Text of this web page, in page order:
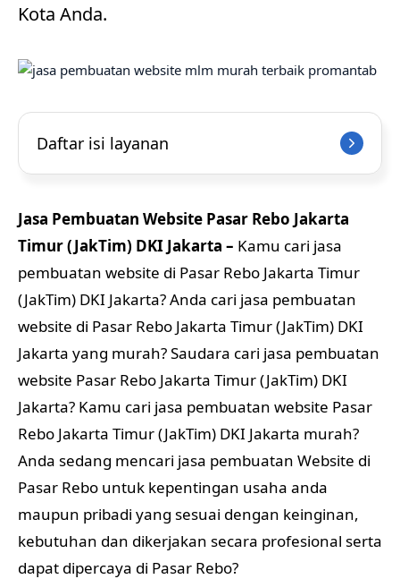
Kota Anda.
Daftar isi layanan
Jasa Pembuatan Website Pasar Rebo Jakarta
Timur (JakTim) DKI Jakarta – Kamu cari jasa
pembuatan website di Pasar Rebo Jakarta Timur
(JakTim) DKI Jakarta? Anda cari jasa pembuatan
website di Pasar Rebo Jakarta Timur (JakTim) DKI
Jakarta yang murah? Saudara cari jasa pembuatan
website Pasar Rebo Jakarta Timur (JakTim) DKI
Jakarta? Kamu cari jasa pembuatan website Pasar
Rebo Jakarta Timur (JakTim) DKI Jakarta murah?
Anda sedang mencari jasa pembuatan Website di
Pasar Rebo untuk kepentingan usaha anda
maupun pribadi yang sesuai dengan keinginan,
kebutuhan dan dikerjakan secara profesional serta
dapat dipercaya di Pasar Rebo?